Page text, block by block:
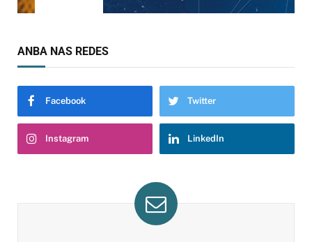
ANBA NAS REDES
Facebook Twitter
Instagram LinkedIn